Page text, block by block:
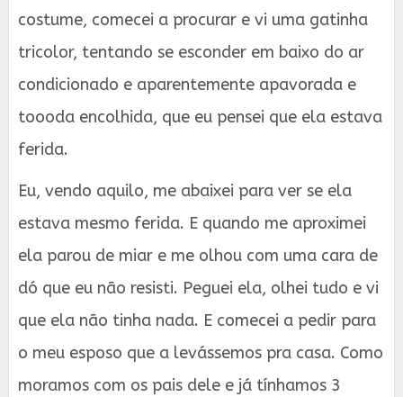
costume, comecei a procurar e vi uma gatinha
tricolor, tentando se esconder em baixo do ar
condicionado e aparentemente apavorada e
toooda encolhida, que eu pensei que ela estava
ferida.
Eu, vendo aquilo, me abaixei para ver se ela
estava mesmo ferida. E quando me aproximei
ela parou de miar e me olhou com uma cara de
dó que eu não resisti. Peguei ela, olhei tudo e vi
que ela não tinha nada. E comecei a pedir para
o meu esposo que a levássemos pra casa. Como
moramos com os pais dele e já tínhamos 3